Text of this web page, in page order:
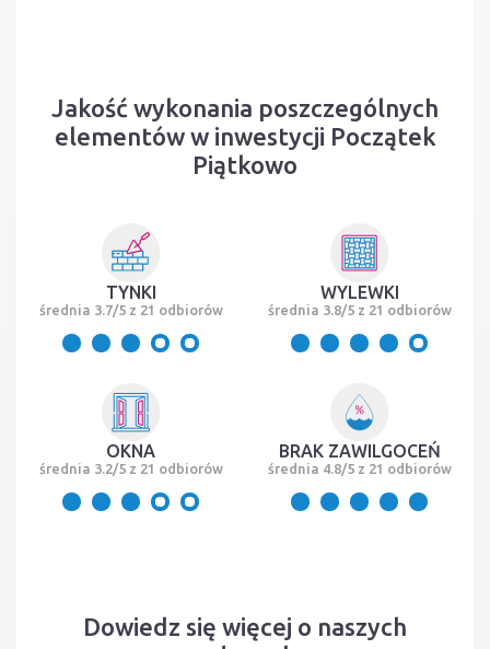
Jakość wykonania poszczególnych
elementów w inwestycji Początek
Piątkowo
TYNKI
średnia 3.7/5 z 21 odbiorów
WYLEWKI
średnia 3.8/5 z 21 odbiorów
OKNA
średnia 3.2/5 z 21 odbiorów
BRAK ZAWILGOCEŃ
średnia 4.8/5 z 21 odbiorów
Dowiedz się więcej o naszych